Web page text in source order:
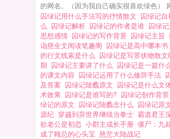
的网名。（因为我自己确实很喜欢绿色）
囚绿记用什么手法写的抒情散文 囚绿记
么 囚绿记解析 囚绿记的作者是谁 囚绿
思想感情 囚绿记的写作背景 囚绿记主旨
诣慈全文阅读笔趣阁 囚绿记是高中哪本书
的行文线索是什么 囚绿记是写景状物散文
期 囚绿记主要讲了什么 囚绿记是一篇什
的课文内容 囚绿记运用了什么修辞手法
及答案 囚绿记陆蠡原文 囚绿记是什么文
术效果 囚绿记是谁写的? 囚绿记创作背景
绿记的原文 囚绿记陆蠡念什么 囚绿记原
源纪 穿越到异世界继续当拳士 霸道君王
欲老公是初恋 小郡主成长手册 僵尸：九
成了顾总的心头宝 慈悲大陆战记